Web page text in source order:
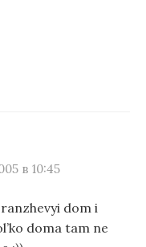
в 10:45
dom i
doma tam ne